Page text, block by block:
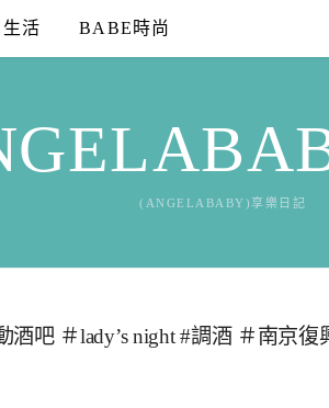
活 BABE時尚
(ANGELABABY)享樂日記
吧 ＃lady’s night #調酒 ＃南京復